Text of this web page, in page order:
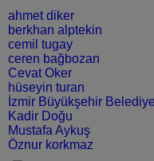
ahmet diker
berkhan alptekin
cemil tugay
ceren bağbozan
Cevat Oker
hüseyin turan
İzmir Büyükşehir
Kadir Doğu
Mustafa Aykuş
Öznur korkmaz